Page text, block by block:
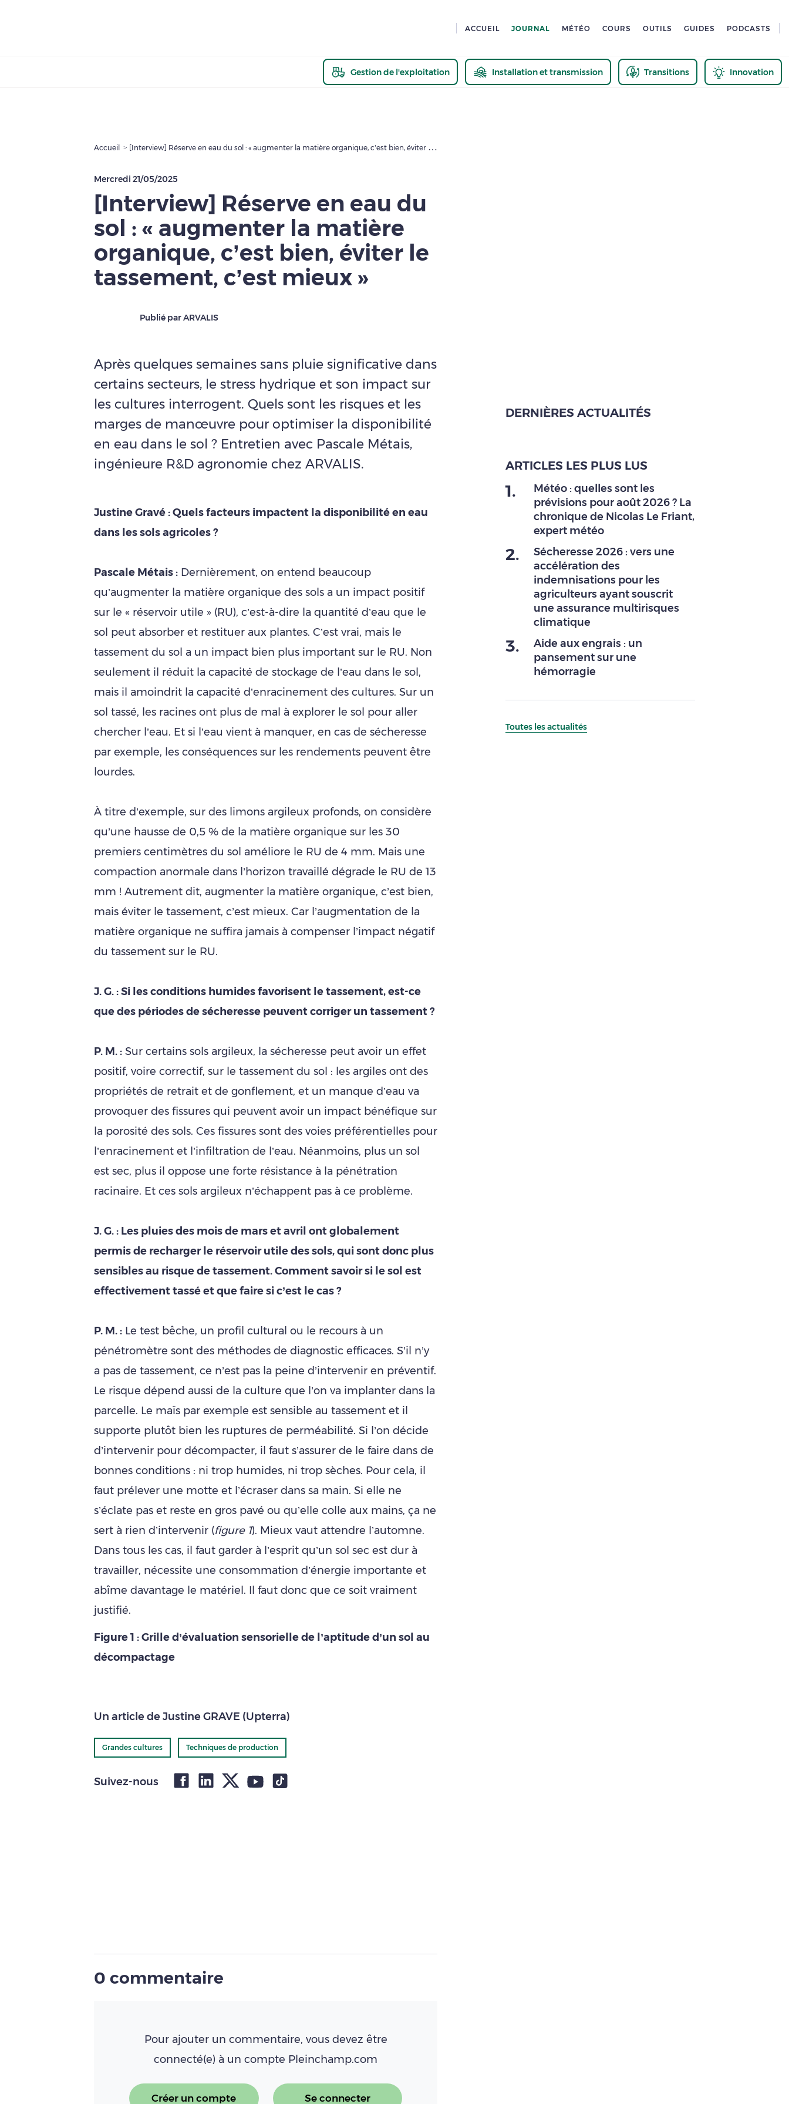
ACCUEIL JOURNAL MÉTÉO COURS OUTILS GUIDES PODCASTS
Gestion de l'exploitation Installation et transmission Transitions Innovation
Accueil [Interview] Réserve en eau du sol : « augmenter la matière organique, c’est bien, éviter le tassement, c’est mieux »
Mercredi 21/05/2025
[Interview] Réserve en eau du
sol : « augmenter la matière
organique, c’est bien, éviter le
tassement, c’est mieux »
Publié par ARVALIS
Après quelques semaines sans pluie significative dans
certains secteurs, le stress hydrique et son impact sur
les cultures interrogent. Quels sont les risques et les
marges de manœuvre pour optimiser la disponibilité
en eau dans le sol ? Entretien avec Pascale Métais,
ingénieure R&D agronomie chez ARVALIS.
Justine Gravé : Quels facteurs impactent la disponibilité en eau
dans les sols agricoles ?
Pascale Métais : Dernièrement, on entend beaucoup
qu’augmenter la matière organique des sols a un impact positif
sur le « réservoir utile » (RU), c’est-à-dire la quantité d’eau que le
sol peut absorber et restituer aux plantes. C’est vrai, mais le
tassement du sol a un impact bien plus important sur le RU. Non
seulement il réduit la capacité de stockage de l’eau dans le sol,
mais il amoindrit la capacité d’enracinement des cultures. Sur un
sol tassé, les racines ont plus de mal à explorer le sol pour aller
chercher l’eau. Et si l’eau vient à manquer, en cas de sécheresse
par exemple, les conséquences sur les rendements peuvent être
lourdes.
À titre d’exemple, sur des limons argileux profonds, on considère
qu’une hausse de 0,5 % de la matière organique sur les 30
premiers centimètres du sol améliore le RU de 4 mm. Mais une
compaction anormale dans l’horizon travaillé dégrade le RU de 13
mm ! Autrement dit, augmenter la matière organique, c’est bien,
mais éviter le tassement, c’est mieux. Car l’augmentation de la
matière organique ne suffira jamais à compenser l’impact négatif
du tassement sur le RU.
J. G. : Si les conditions humides favorisent le tassement, est-ce
que des périodes de sécheresse peuvent corriger un tassement ?
P. M. : Sur certains sols argileux, la sécheresse peut avoir un effet
positif, voire correctif, sur le tassement du sol : les argiles ont des
propriétés de retrait et de gonflement, et un manque d’eau va
provoquer des fissures qui peuvent avoir un impact bénéfique sur
la porosité des sols. Ces fissures sont des voies préférentielles pour
l’enracinement et l’infiltration de l’eau. Néanmoins, plus un sol
est sec, plus il oppose une forte résistance à la pénétration
racinaire. Et ces sols argileux n’échappent pas à ce problème.
J. G. : Les pluies des mois de mars et avril ont globalement
permis de recharger le réservoir utile des sols, qui sont donc plus
sensibles au risque de tassement. Comment savoir si le sol est
effectivement tassé et que faire si c’est le cas ?
P. M. : Le test bêche, un profil cultural ou le recours à un
pénétromètre sont des méthodes de diagnostic efficaces. S’il n’y
a pas de tassement, ce n’est pas la peine d’intervenir en préventif.
Le risque dépend aussi de la culture que l’on va implanter dans la
parcelle. Le maïs par exemple est sensible au tassement et il
supporte plutôt bien les ruptures de perméabilité. Si l’on décide
d’intervenir pour décompacter, il faut s’assurer de le faire dans de
bonnes conditions : ni trop humides, ni trop sèches. Pour cela, il
faut prélever une motte et l’écraser dans sa main. Si elle ne
s’éclate pas et reste en gros pavé ou qu’elle colle aux mains, ça ne
sert à rien d’intervenir (figure 1). Mieux vaut attendre l’automne.
Dans tous les cas, il faut garder à l’esprit qu’un sol sec est dur à
travailler, nécessite une consommation d’énergie importante et
abîme davantage le matériel. Il faut donc que ce soit vraiment
justifié.
Figure 1 : Grille d’évaluation sensorielle de l’aptitude d’un sol au
décompactage
Un article de Justine GRAVE (Upterra)
Grandes cultures Techniques de production
Suivez-nous
0 commentaire
Pour ajouter un commentaire, vous devez être
connecté(e) à un compte Pleinchamp.com
Créer un compte Se connecter
DERNIÈRES ACTUALITÉS
ARTICLES LES PLUS LUS
1.
Météo : quelles sont les
prévisions pour août 2026 ? La
chronique de Nicolas Le Friant,
expert météo
2.
Sécheresse 2026 : vers une
accélération des
indemnisations pour les
agriculteurs ayant souscrit
une assurance multirisques
climatique
3.
Aide aux engrais : un
pansement sur une
hémorragie
Toutes les actualités